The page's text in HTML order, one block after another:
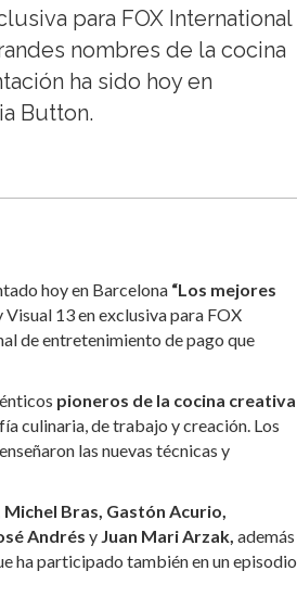
para FOX International
nombres de la cocina
ha sido hoy en
Button.
hoy en Barcelona “Los mejores
13 en exclusiva para FOX
de entretenimiento de pago que
pioneros de la cocina creativa
culinaria, de trabajo y creación. Los
las nuevas técnicas y
Bras, Gastón Acurio,
Andrés y Juan Mari Arzak, además
ha participado también en un episodio